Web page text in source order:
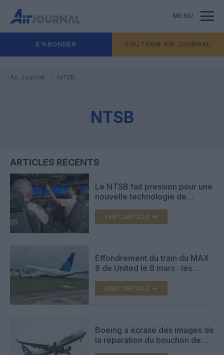
MENU
S'ABONNER SOUTENIR AIR JOURNAL
Air Journal NTSB
NTSB
ARTICLES RÉCENTS
Le NTSB fait pression pour une
nouvelle technologie de
du trafic sur piste
LIRE L'ARTICLE
Effondrement du train du MAX
8 de United le 8 mars : les
suffisamment ralenti
LIRE L'ARTICLE
Boeing a écrasé des images de
la réparation du bouchon de